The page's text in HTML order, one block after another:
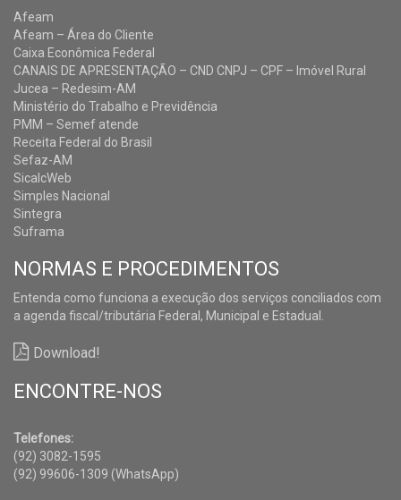
Afeam
Afeam – Área do Cliente
Caixa Econômica Federal
CANAIS DE APRESENTAÇÃO – CND CNPJ – CPF – Imóvel Rural
Jucea – Redesim-AM
Ministério do Trabalho e Previdência
PMM – Semef atende
Receita Federal do Brasil
Sefaz-AM
SicalcWeb
Simples Nacional
Sintegra
Suframa
NORMAS E PROCEDIMENTOS
Entenda como funciona a execução dos serviços conciliados com
a agenda fiscal/tributária Federal, Municipal e Estadual.
Download!
ENCONTRE-NOS
Telefones:
(92) 3082-1595
(92) 99606-1309 (WhatsApp)